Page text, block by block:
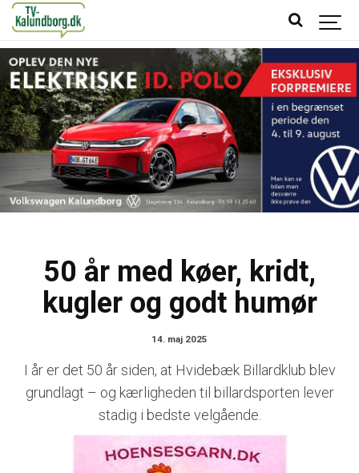
50 år med køer, kridt,
kugler og godt humør
14. maj 2025
I år er det 50 år siden, at Hvidebæk Billardklub blev
grundlagt – og kærligheden til billardsporten lever
stadig i bedste velgående.